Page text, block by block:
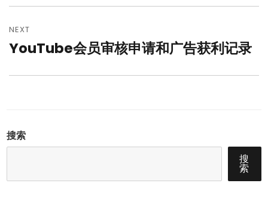
NEXT
Next
YouTube会员审核申请和广告获利记录
搜索
搜
索